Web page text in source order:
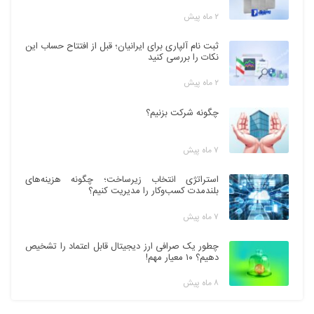
۲ ماه پیش
ثبت نام آلپاری برای ایرانیان؛ قبل از افتتاح حساب این
نکات را بررسی کنید
۲ ماه پیش
چگونه شرکت بزنیم؟
۷ ماه پیش
استراتژی انتخاب زیرساخت؛ چگونه هزینه‌های
بلندمدت کسب‌وکار را مدیریت کنیم؟
۷ ماه پیش
چطور یک صرافی ارز دیجیتال قابل اعتماد را تشخیص
دهیم؟ ۱۰ معیار مهم!
۸ ماه پیش